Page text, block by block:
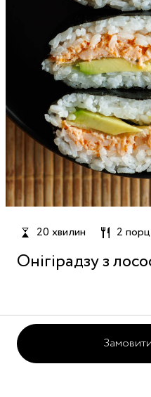
20 хвилин 2
Онігірадзу з